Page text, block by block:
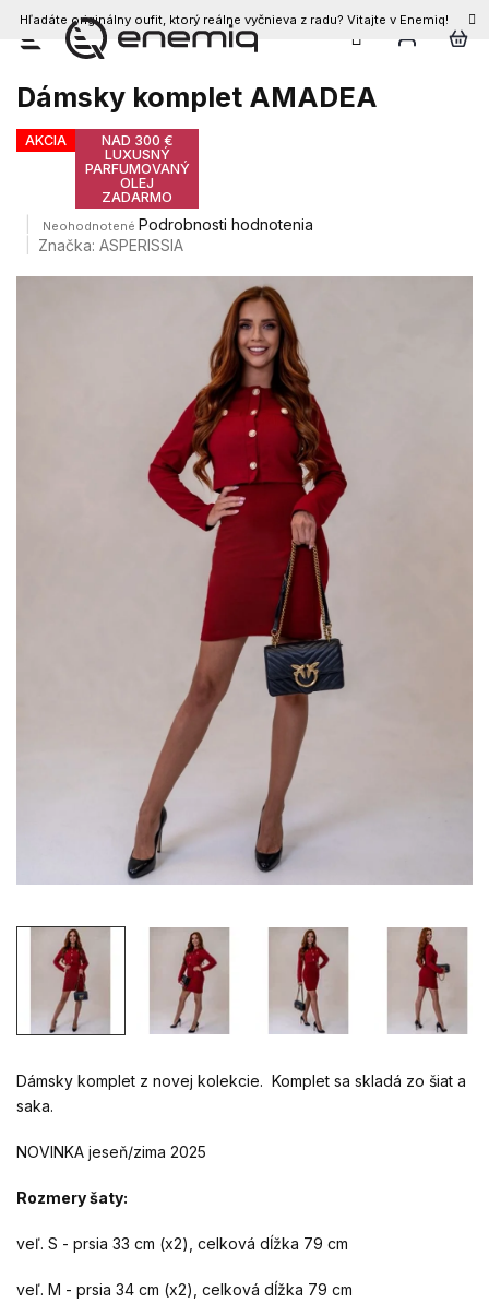
Prejsť
obsah
Hľadáte originálny oufit, ktorý reálne vyčnieva z radu? Vitajte v Enemiq!
Dámsky komplet AMADEA
AKCIA
NAD 300 €
LUXUSNÝ
PARFUMOVANÝ
OLEJ
ZADARMO
Priemerné
hodnotenie
Neohodnotené Podrobnosti hodnotenia
Značka:ASPERISSIA
Dámsky komplet z novej kolekcie. Komplet sa skladá zo šiat a
saka.
NOVINKA jeseň/zima 2025
Rozmery šaty:
veľ. S - prsia 33 cm (x2), celková dĺžka 79 cm
veľ. M - prsia 34 cm (x2), celková dĺžka 79 cm